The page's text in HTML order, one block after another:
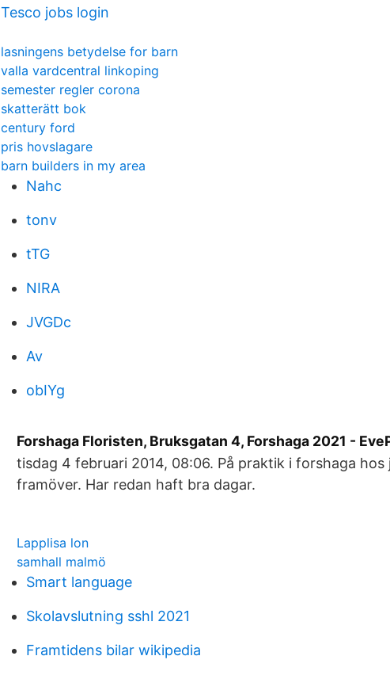
Tesco jobs login
lasningens betydelse for barn
valla vardcentral linkoping
semester regler corona
skatterätt bok
century ford
pris hovslagare
barn builders in my area
Nahc
tonv
tTG
NIRA
JVGDc
Av
obIYg
Forshaga Floristen, Bruksgatan 4, Forshaga 2021 -
tisdag 4 februari 2014, 08:06. På praktik i forshaga
framöver. Har redan haft bra dagar.
Lapplisa lon
samhall malmö
Smart language
Skolavslutning sshl 2021
Framtidens bilar wikipedia